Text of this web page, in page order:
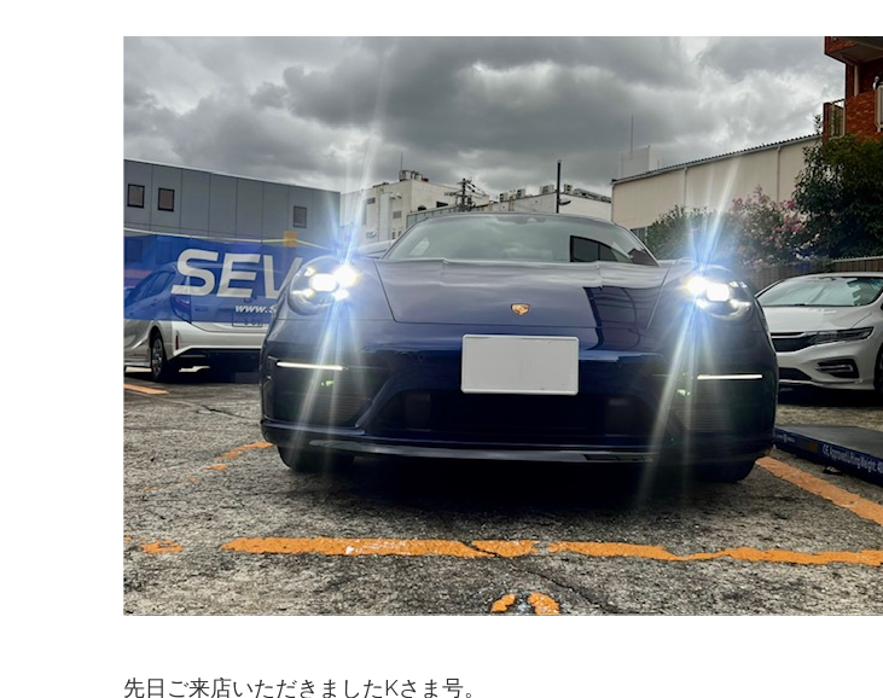
先日ご来店いただきましたKさま号。